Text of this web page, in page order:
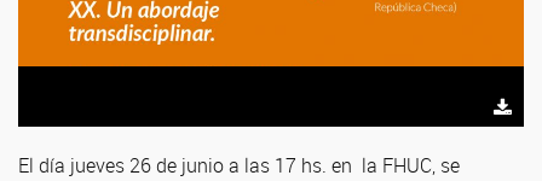
El día jueves 26 de junio a las 17 hs. en la FHUC, se